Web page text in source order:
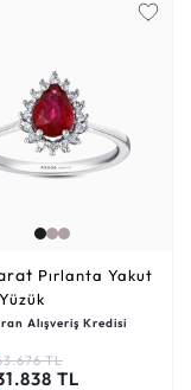
Alışveriş Kredisi
TL
TL